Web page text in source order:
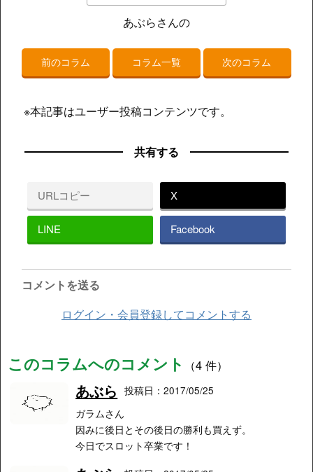
あぶらさんの
前のコラム コラム一覧 次のコラム
※本記事はユーザー投稿コンテンツです。
共有する
URLコピー X
LINE Facebook
コメントを送る
ログイン・会員登録してコメントする
このコラムへのコメント （4 件）
あぶら
投稿日：2017/05/25
ガラムさん
因みに後日とその後日の勝利も買えず。
今日でスロット卒業です！